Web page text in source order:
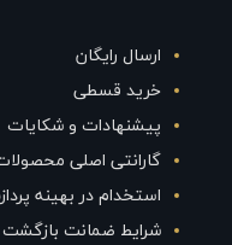
ارسال رایگان
خرید قسطی
پیشنهادات و شکایات
گارانتی اصلی
استخدام در بهینه
شرایط ضمانت بازگشت